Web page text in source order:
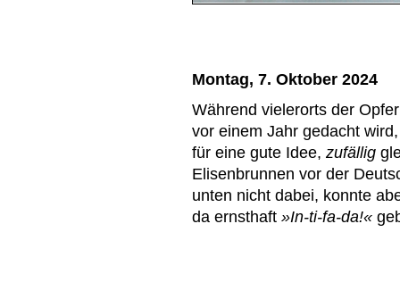
Montag, 7. Oktober 2024
Während vielerorts der
vor einem Jahr gedacht
für eine gute Idee, zufällig
Elisenbrunnen vor der
unten nicht dabei, konnte
da ernsthaft »In-ti-fa-da!«